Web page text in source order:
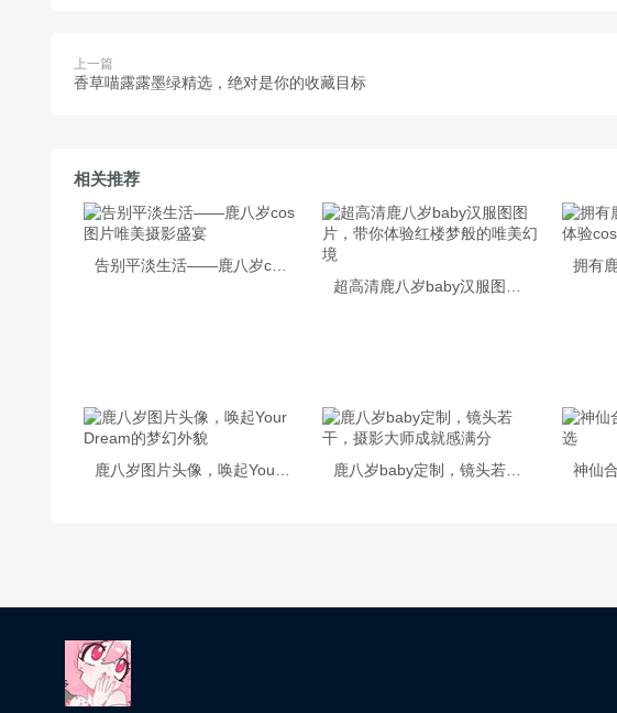
上一篇
香草喵露露墨绿精选，绝对是你的收藏目标
相关推荐
告别平淡生活——鹿八岁cos图片唯美摄影盛宴
鹿八岁图片头像，唤起Your Dream的梦幻外貌 鹿八岁baby定制，镜头若干，摄影大师成就感满分